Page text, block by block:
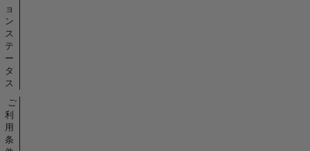
ョ
ン
ス
テ
ー
タ
ス
ご
利
用
条